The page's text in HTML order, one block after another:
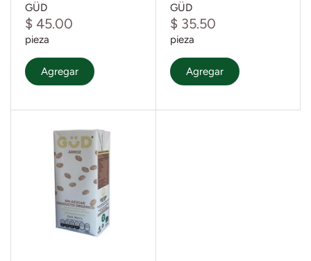
GÜD
$ 45.00
pieza
Agregar
GÜD
$ 35.50
pieza
Agregar